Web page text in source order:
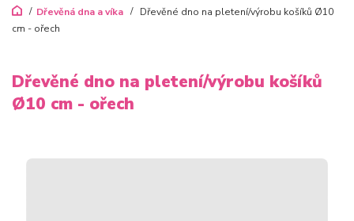
Dřevěná dna a víka
Dřevěné dno na pletení/výrobu košíků Ø10
cm - ořech
Dřevěné dno na pletení/výrobu košíků
Ø10 cm - ořech